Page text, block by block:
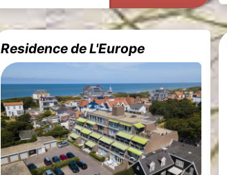
Residence de L'Europe